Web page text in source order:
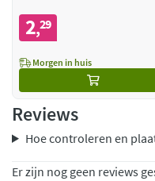
2,29
Morgen in huis
Reviews
Hoe controleren en
Er zijn nog geen reviews